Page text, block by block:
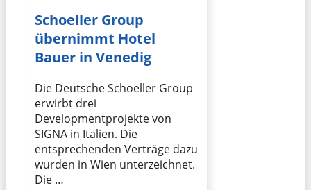
Schoeller Group
übernimmt Hotel
Bauer in Venedig
Die Deutsche Schoeller Group
erwirbt drei
Developmentprojekte von
SIGNA in Italien. Die
entsprechenden Verträge dazu
wurden in Wien unterzeichnet.
Die …